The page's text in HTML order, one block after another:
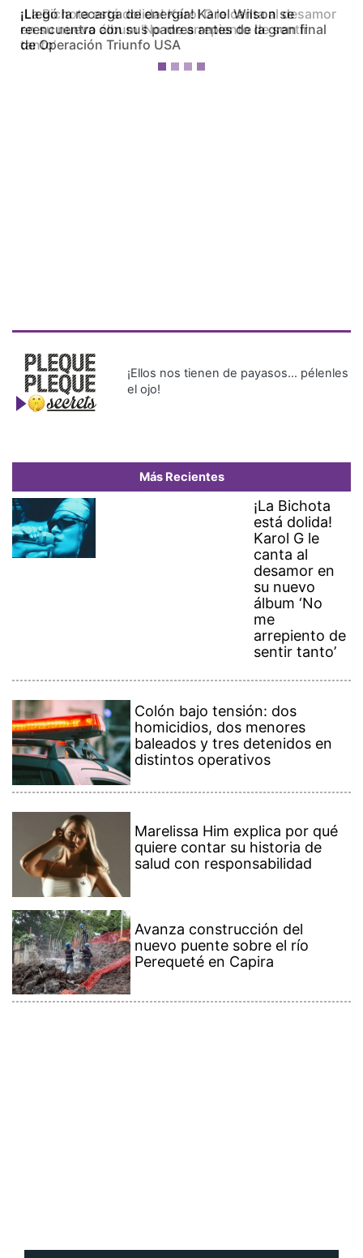
¡La Bichota está dolida! Karol G le canta al desamor
en su nuevo álbum ‘No me arrepiento de sentir
tanto’
¡Ellos nos tienen de payasos… pélenles
el ojo!
Más Recientes
¡La Bichota
está dolida!
Karol G le
canta al
desamor en
su nuevo
álbum ‘No
me
arrepiento de
sentir tanto’
Colón bajo tensión: dos
homicidios, dos menores
baleados y tres detenidos en
distintos operativos
Marelissa Him explica por qué
quiere contar su historia de
salud con responsabilidad
Avanza construcción del
nuevo puente sobre el río
Perequeté en Capira